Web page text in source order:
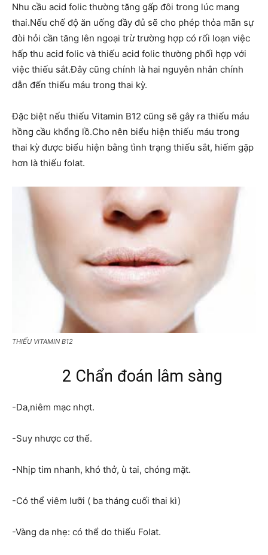
Nhu cầu acid folic thường tăng gấp đôi trong lúc mang
thai.Nếu chế độ ăn uống đầy đủ sẽ cho phép thỏa mãn sự
đòi hỏi cần tăng lên ngoại trừ trường hợp có rối loạn việc
hấp thu acid folic và thiếu acid folic thường phối hợp với
việc thiếu sắt.Đây cũng chính là hai nguyên nhân chính
dẫn đến thiếu máu trong thai kỳ.
Đặc biệt nếu thiếu Vitamin B12 cũng sẽ gây ra thiếu máu
hồng cầu khổng lồ.Cho nên biểu hiện thiếu máu trong
thai kỳ được biểu hiện bằng tình trạng thiếu sắt, hiếm gặp
hơn là thiếu folat.
THIẾU VITAMIN B12
2 Chẩn đoán lâm sàng
-Da,niêm mạc nhợt.
-Suy nhược cơ thể.
-Nhịp tim nhanh, khó thở, ù tai, chóng mặt.
-Có thể viêm lưỡi ( ba tháng cuối thai kì)
-Vàng da nhẹ: có thể do thiếu Folat.